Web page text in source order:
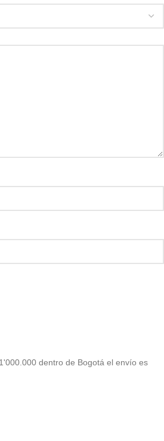
dentro de Bogotá el envío es